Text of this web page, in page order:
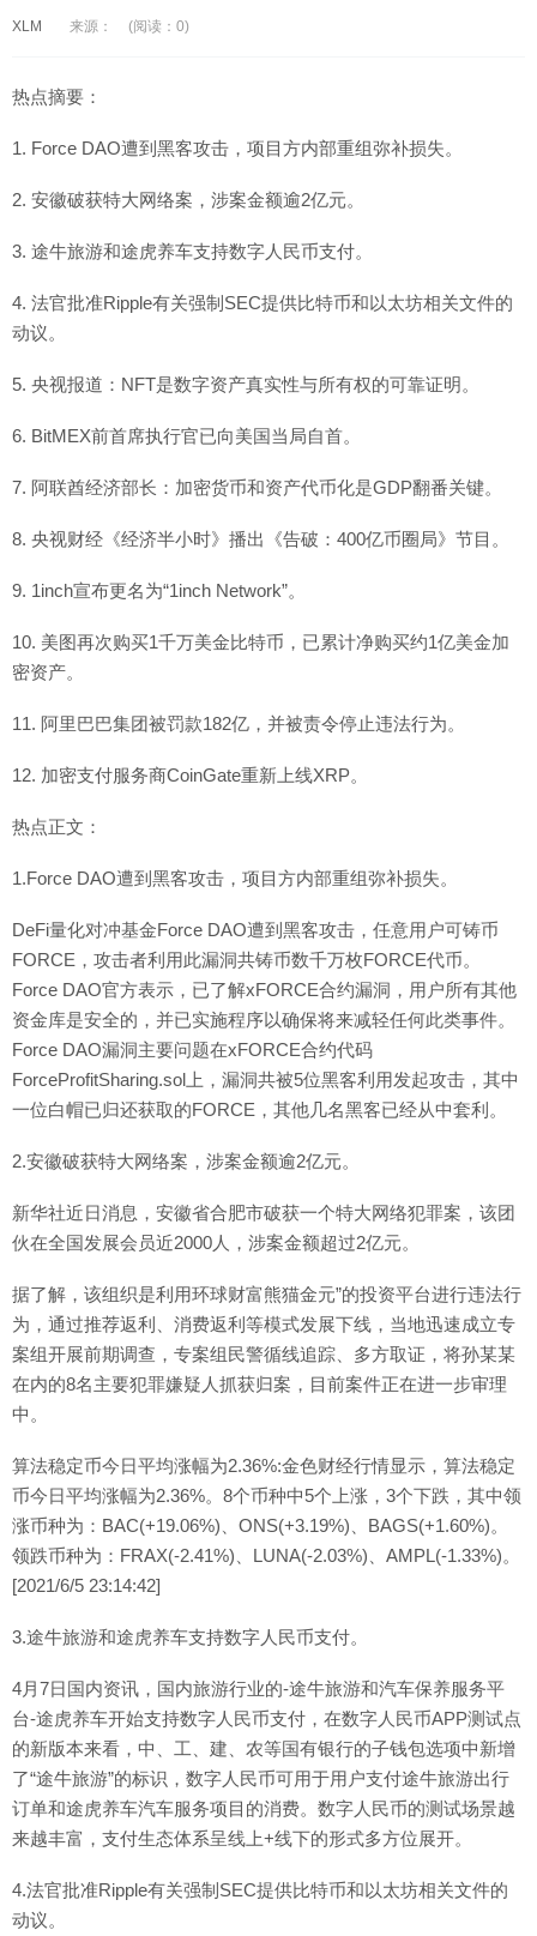
XLM 来源： (阅读：0)
热点摘要：
1. Force DAO遭到黑客攻击，项目方内部重组弥补损失。
2. 安徽破获特大网络案，涉案金额逾2亿元。
3. 途牛旅游和途虎养车支持数字人民币支付。
4. 法官批准Ripple有关强制SEC提供比特币和以太坊相关文件的
动议。
5. 央视报道：NFT是数字资产真实性与所有权的可靠证明。
6. BitMEX前首席执行官已向美国当局自首。
7. 阿联酋经济部长：加密货币和资产代币化是GDP翻番关键。
8. 央视财经《经济半小时》播出《告破：400亿币圈局》节目。
9. 1inch宣布更名为“1inch Network”。
10. 美图再次购买1千万美金比特币，已累计净购买约1亿美金加
密资产。
11. 阿里巴巴集团被罚款182亿，并被责令停止违法行为。
12. 加密支付服务商CoinGate重新上线XRP。
热点正文：
1.Force DAO遭到黑客攻击，项目方内部重组弥补损失。
DeFi量化对冲基金Force DAO遭到黑客攻击，任意用户可铸币
FORCE，攻击者利用此漏洞共铸币数千万枚FORCE代币。
Force DAO官方表示，已了解xFORCE合约漏洞，用户所有其他
资金库是安全的，并已实施程序以确保将来减轻任何此类事件。
Force DAO漏洞主要问题在xFORCE合约代码
ForceProfitSharing.sol上，漏洞共被5位黑客利用发起攻击，其中
一位白帽已归还获取的FORCE，其他几名黑客已经从中套利。
2.安徽破获特大网络案，涉案金额逾2亿元。
新华社近日消息，安徽省合肥市破获一个特大网络犯罪案，该团
伙在全国发展会员近2000人，涉案金额超过2亿元。
据了解，该组织是利用环球财富熊猫金元”的投资平台进行违法行
为，通过推荐返利、消费返利等模式发展下线，当地迅速成立专
案组开展前期调查，专案组民警循线追踪、多方取证，将孙某某
在内的8名主要犯罪嫌疑人抓获归案，目前案件正在进一步审理
中。
算法稳定币今日平均涨幅为2.36%:金色财经行情显示，算法稳定
币今日平均涨幅为2.36%。8个币种中5个上涨，3个下跌，其中领
涨币种为：BAC(+19.06%)、ONS(+3.19%)、BAGS(+1.60%)。
领跌币种为：FRAX(-2.41%)、LUNA(-2.03%)、AMPL(-1.33%)。
[2021/6/5 23:14:42]
3.途牛旅游和途虎养车支持数字人民币支付。
4月7日国内资讯，国内旅游行业的-途牛旅游和汽车保养服务平
台-途虎养车开始支持数字人民币支付，在数字人民币APP测试点
的新版本来看，中、工、建、农等国有银行的子钱包选项中新增
了“途牛旅游”的标识，数字人民币可用于用户支付途牛旅游出行
订单和途虎养车汽车服务项目的消费。数字人民币的测试场景越
来越丰富，支付生态体系呈线上+线下的形式多方位展开。
4.法官批准Ripple有关强制SEC提供比特币和以太坊相关文件的
动议。